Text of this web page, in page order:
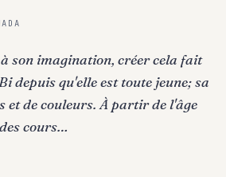
son imagination, créer cela fait
depuis qu'elle est toute jeune; sa
et de couleurs. À partir de l'âge
cours…